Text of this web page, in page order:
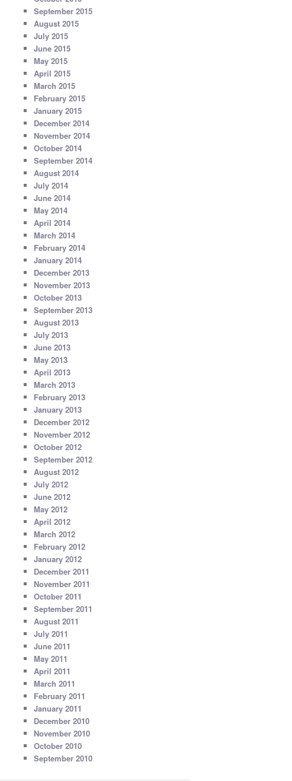
September 2015
August 2015
July 2015
June 2015
May 2015
April 2015
March 2015
February 2015
January 2015
December 2014
November 2014
October 2014
September 2014
August 2014
July 2014
June 2014
May 2014
April 2014
March 2014
February 2014
January 2014
December 2013
November 2013
October 2013
September 2013
August 2013
July 2013
June 2013
May 2013
April 2013
March 2013
February 2013
January 2013
December 2012
November 2012
October 2012
September 2012
August 2012
July 2012
June 2012
May 2012
April 2012
March 2012
February 2012
January 2012
December 2011
November 2011
October 2011
September 2011
August 2011
July 2011
June 2011
May 2011
April 2011
March 2011
February 2011
January 2011
December 2010
November 2010
October 2010
September 2010